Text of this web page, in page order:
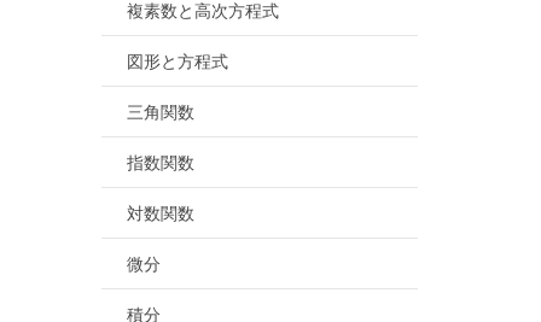
複素数と高次方程式
図形と方程式
三角関数
指数関数
対数関数
微分
積分